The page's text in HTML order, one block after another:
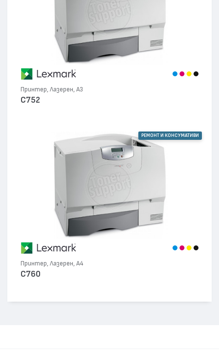
Принтер, Лазерен, А3
C752
РЕМОНТ И КОНСУМАТИВИ
Принтер, Лазерен, А4
C760